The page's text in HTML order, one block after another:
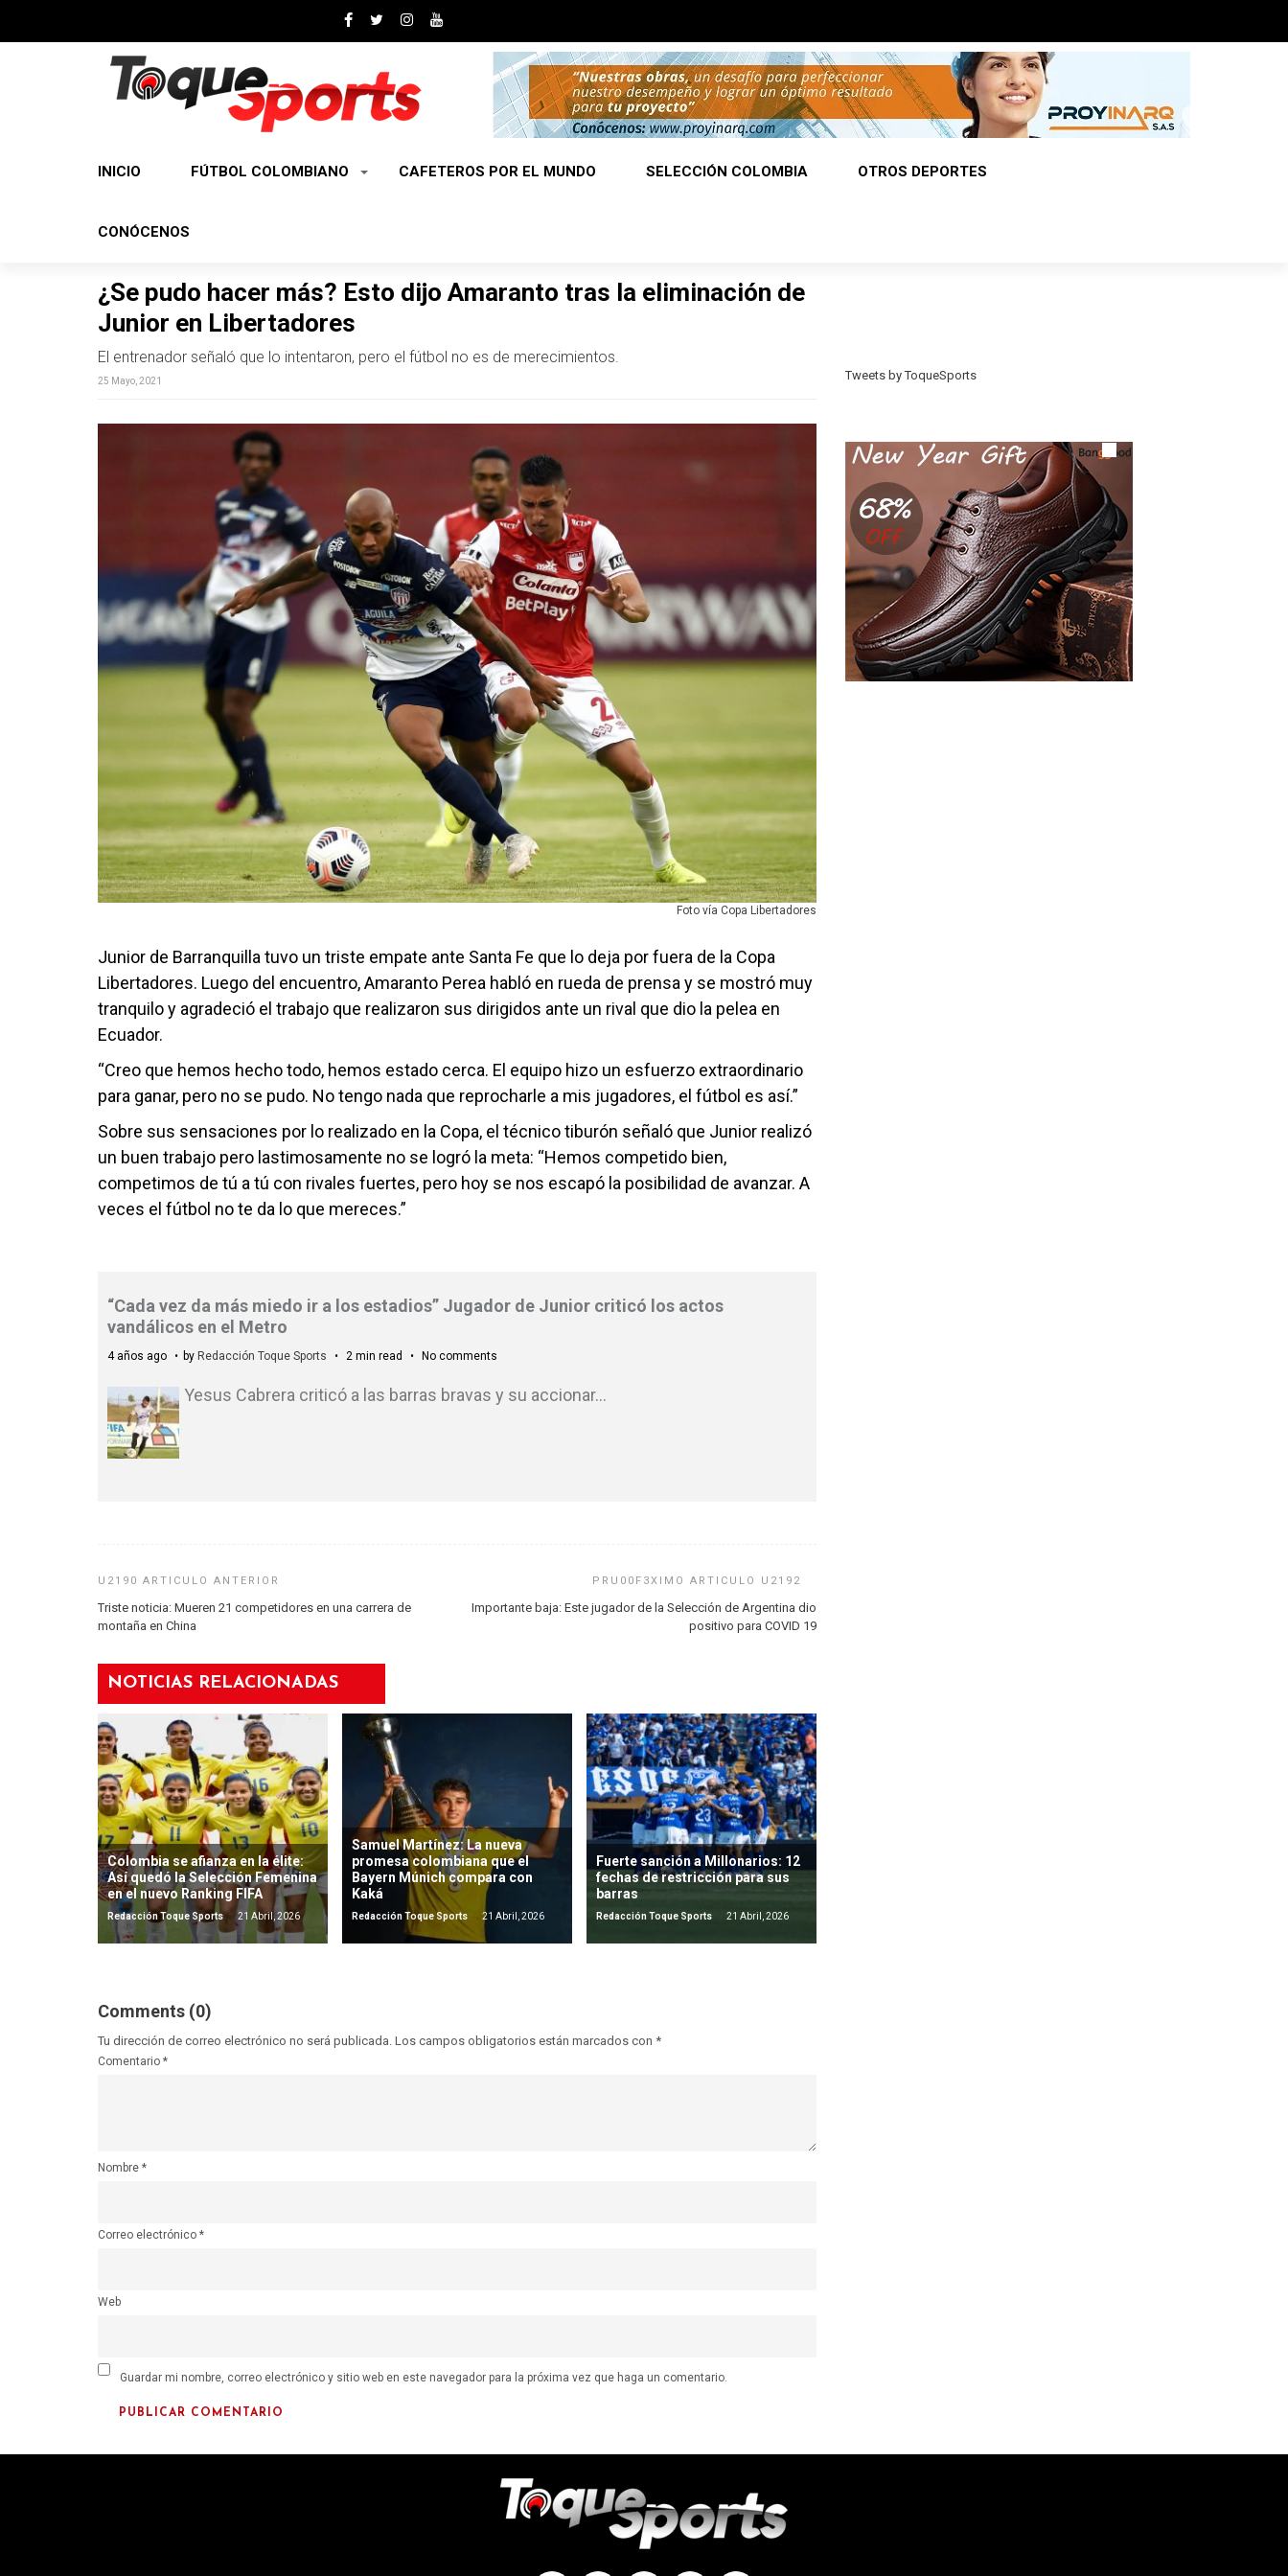
INICIO FÚTBOL COLOMBIANO CAFETEROS POR EL MUNDO SELECCIÓN COLOMBIA OTROS DEPORTES
CONÓCENOS
¿Se pudo hacer más? Esto dijo Amaranto tras la eliminación de
Junior en Libertadores
El entrenador señaló que lo intentaron, pero el fútbol no es de merecimientos.
25 Mayo, 2021
Foto vía Copa Libertadores
Junior de Barranquilla tuvo un triste empate ante Santa Fe que lo deja por fuera de la Copa
Libertadores. Luego del encuentro, Amaranto Perea habló en rueda de prensa y se mostró muy
tranquilo y agradeció el trabajo que realizaron sus dirigidos ante un rival que dio la pelea en
Ecuador.
“Creo que hemos hecho todo, hemos estado cerca. El equipo hizo un esfuerzo extraordinario
para ganar, pero no se pudo. No tengo nada que reprocharle a mis jugadores, el fútbol es así.”
Sobre sus sensaciones por lo realizado en la Copa, el técnico tiburón señaló que Junior realizó
un buen trabajo pero lastimosamente no se logró la meta: “Hemos competido bien,
competimos de tú a tú con rivales fuertes, pero hoy se nos escapó la posibilidad de avanzar. A
veces el fútbol no te da lo que mereces.”
“Cada vez da más miedo ir a los estadios” Jugador de Junior criticó los actos
vandálicos en el Metro
4 años ago by Redacción Toque Sports 2 min read No comments
Yesus Cabrera criticó a las barras bravas y su accionar…
Triste noticia: Mueren 21 competidores en una carrera de
montaña en China
Importante baja: Este jugador de la Selección de Argentina dio
positivo para COVID 19
NOTICIAS RELACIONADAS
Colombia se afianza en la élite:
Así quedó la Selección Femenina
en el nuevo Ranking FIFA
Redacción Toque Sports 21 Abril, 2026
Samuel Martínez: La nueva
promesa colombiana que el
Bayern Múnich compara con
Kaká
Redacción Toque Sports 21 Abril, 2026
Fuerte sanción a Millonarios: 12
fechas de restricción para sus
barras
Redacción Toque Sports 21 Abril, 2026
Comments (0)
Tu dirección de correo electrónico no será publicada. Los campos obligatorios están marcados con *
Comentario *
Nombre *
Correo electrónico *
Web
Guardar mi nombre, correo electrónico y sitio web en este navegador para la próxima vez que haga un comentario.
Tweets by ToqueSports